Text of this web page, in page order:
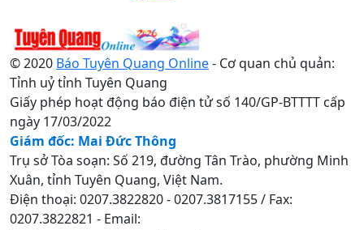
© 2020 Báo Tuyên Quang Online- Cơ quan chủ quản:
Tỉnh uỷ tỉnh Tuyên Quang
Giấy phép hoạt động báo điện tử số 140/GP-BTTTT cấp
ngày 17/03/2022
Giám đốc: Mai Đức Thông
Trụ sở Tòa soạn: Số 219, đường Tân Trào, phường Minh
Xuân, tỉnh Tuyên Quang, Việt Nam.
Điện thoại: 0207.3822820 - 0207.3817155 / Fax:
0207.3822821 - Email: